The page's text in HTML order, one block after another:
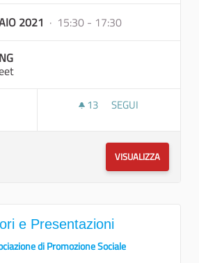
2021 · 15:30 - 17:30
13 13 SOSTENITORI
SEGUI
VISUALIZZA
e Presentazioni
di Promozione Sociale